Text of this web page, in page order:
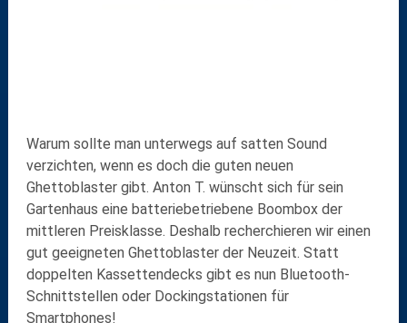
Warum sollte man unterwegs auf satten Sound
verzichten, wenn es doch die guten neuen
Ghettoblaster gibt. Anton T. wünscht sich für sein
Gartenhaus eine batteriebetriebene Boombox der
mittleren Preisklasse. Deshalb recherchieren wir einen
gut geeigneten Ghettoblaster der Neuzeit. Statt
doppelten Kassettendecks gibt es nun Bluetooth-
Schnittstellen oder Dockingstationen für
Smartphones!